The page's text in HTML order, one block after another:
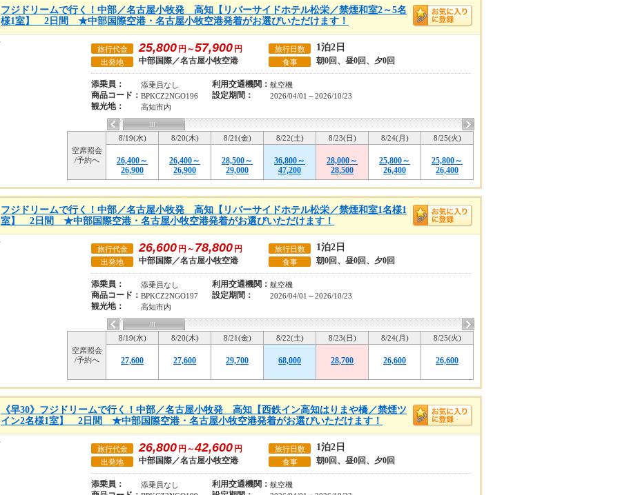
フジドリームで行く！中部／名古屋小牧発 高知【リバーサイドホテル松栄／禁煙和室2～5名
様1室】 2日間 ★中部国際空港・名古屋小牧空港発着がお選びいただけます！
旅行代金 25,800 円～57,900 円 旅行日数 1泊2日
出発地 中部国際／名古屋小牧空港 食事 朝0回、昼0回、夕0回
添乗員： 添乗員なし 利用交通機関： 航空機
商品コード： BPKCZ2NGO196 設定期間： 2026/04/01～2026/10/23
観光地： 高知市内
空席照会
/予約へ
8/19(水) 8/20(木) 8/21(金) 8/22(土) 8/23(日) 8/24(月) 8/25(火)
26,400～
26,900
26,400～
26,900
28,500～
29,000
36,800～
47,200
28,000～
28,500
25,800～
26,400
25,800～
26,400
フジドリームで行く！中部／名古屋小牧発 高知【リバーサイドホテル松栄／禁煙和室1名様1
室】 2日間 ★中部国際空港・名古屋小牧空港発着がお選びいただけます！
旅行代金 26,600 円～ 78,800 円 旅行日数 1泊2日
出発地 中部国際／名古屋小牧空港 食事 朝0回、昼0回、夕0回
添乗員： 添乗員なし 利用交通機関： 航空機
商品コード： BPKCZ2NGO197 設定期間： 2026/04/01～2026/10/23
観光地： 高知市内
空席照会
/予約へ
8/19(水) 8/20(木) 8/21(金) 8/22(土) 8/23(日) 8/24(月) 8/25(火)
27,600 27,600 29,700 68,000 28,700 26,600 26,600
《早30》フジドリームで行く！中部／名古屋小牧発 高知【西鉄イン高知はりまや橋／禁煙ツ
イン2名様1室】 2日間 ★中部国際空港・名古屋小牧空港発着がお選びいただけます！
旅行代金 26,800 円～42,600 円 旅行日数 1泊2日
出発地 中部国際／名古屋小牧空港 食事 朝0回、昼0回、夕0回
添乗員： 添乗員なし 利用交通機関： 航空機